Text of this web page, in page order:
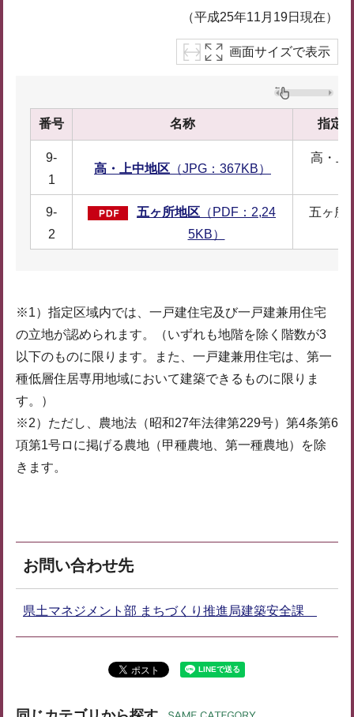
（平成25年11月19日現在）
画面サイズで表示
番号 名称 指定
9-
1
高・上中地区 （JPG：367KB）
高・上
9-
2
五ヶ所地区 （PDF：2,24
5KB）
五ヶ所
※1）指定区域内では、一戸建住宅及び一戸建兼用住宅
の立地が認められます。（いずれも地階を除く階数が3
以下のものに限ります。また、一戸建兼用住宅は、第一
種低層住居専用地域において建築できるものに限りま
す。）
※2）ただし、農地法（昭和27年法律第229号）第4条第6
項第1号ロに掲げる農地（甲種農地、第一種農地）を除
きます。
お問い合わせ先
県土マネジメント部 まちづくり推進局建築安全課